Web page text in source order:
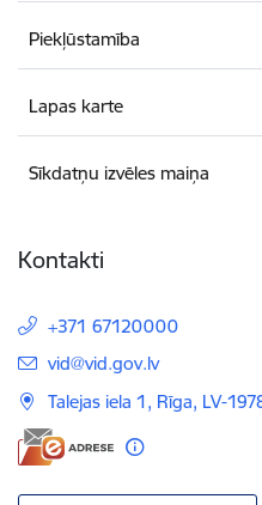
Piekļūstamība
Lapas karte
Sīkdatņu izvēles maiņa
Kontakti
+371 67120000
E-pasts:
vid@vid.gov.lv
Talejas iela 1, Rīga, LV-